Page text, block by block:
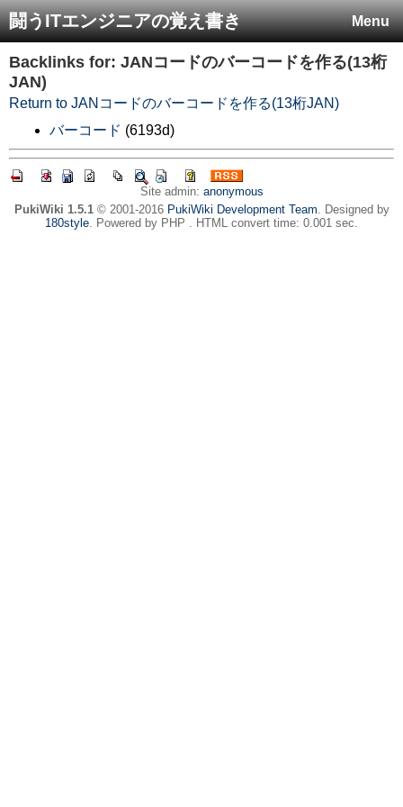
Menu
闘うITエンジニアの覚え書き
Backlinks for: JANコードのバーコードを作る(13桁
JAN)
Return to JANコードのバーコードを作る(13桁JAN)
バーコード (6193d)
Site admin: anonymous
PukiWiki 1.5.1© 2001-2016 PukiWiki Development Team. Designed by
180style. Powered by PHP . HTML convert time: 0.001 sec.